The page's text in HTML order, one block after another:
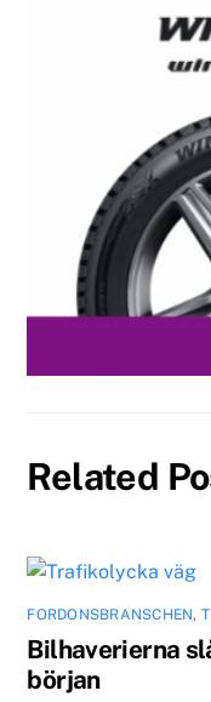
Related
FORDONSBRANSCHEN,
Bilhaverierna
början